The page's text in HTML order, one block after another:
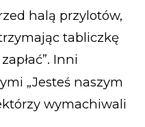
halą przylotów,
tabliczkę
Inni
„Jesteś naszym
wymachiwali